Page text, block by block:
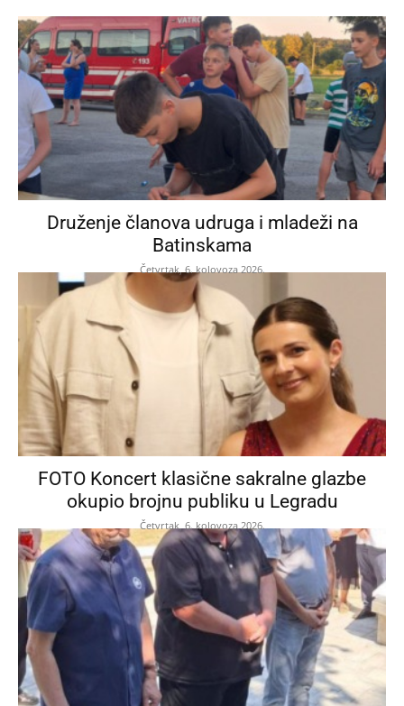
Druženje članova udruga i mladeži na
Batinskama
Četvrtak, 6. kolovoza 2026.
FOTO Koncert klasične sakralne glazbe
okupio brojnu publiku u Legradu
Četvrtak, 6. kolovoza 2026.